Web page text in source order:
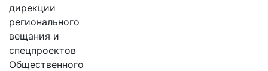
дирекции
регионального
вещания и
спецпроектов
Общественного